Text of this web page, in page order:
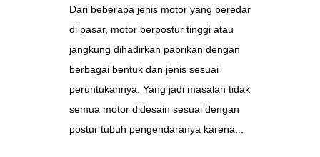
Dari beberapa jenis motor yang beredar
di pasar, motor berpostur tinggi atau
jangkung dihadirkan pabrikan dengan
berbagai bentuk dan jenis sesuai
peruntukannya. Yang jadi masalah tidak
semua motor didesain sesuai dengan
postur tubuh pengendaranya karena...